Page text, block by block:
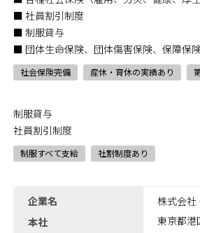
■ 社員割引制度
■ 制服貸与
■ 団体生命保険、団体傷害保険、保障保
社会保険完備 産休・育休の実績あり
制服貸与
社員割引制度
制服すべて支給 社割制度あり
企業名
株式会社
本社
東京都港